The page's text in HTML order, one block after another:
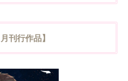
刊行作品】